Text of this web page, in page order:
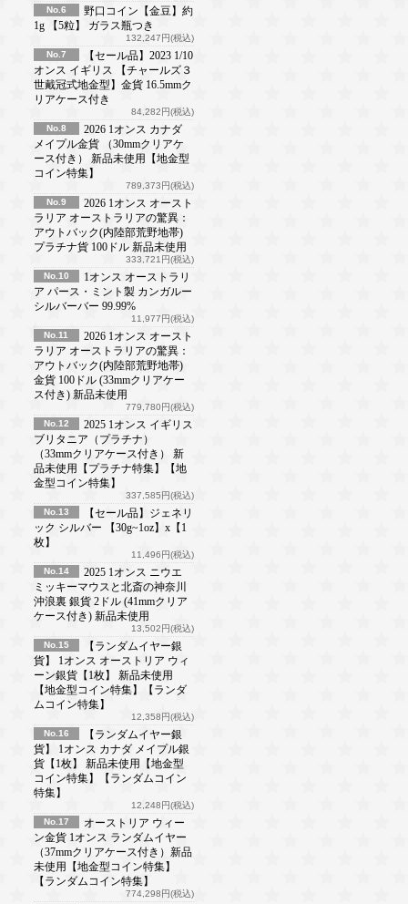
No.6
野口コイン【金豆】約
1g 【5粒】 ガラス瓶つき
132,247円(税込)
No.7
【セール品】2023 1/10
オンス イギリス 【チャールズ３
世戴冠式地金型】金貨 16.5mmク
リアケース付き
84,282円(税込)
No.8
2026 1オンス カナダ
メイプル金貨 （30mmクリアケ
ース付き） 新品未使用【地金型
コイン特集】
789,373円(税込)
No.9
2026 1オンス オースト
ラリア オーストラリアの驚異：
アウトバック(内陸部荒野地帯)
プラチナ貨 100ドル 新品未使用
333,721円(税込)
No.10
1オンス オーストラリ
ア パース・ミント製 カンガルー
シルバーバー 99.99%
11,977円(税込)
No.11
2026 1オンス オースト
ラリア オーストラリアの驚異：
アウトバック(内陸部荒野地帯)
金貨 100ドル (33mmクリアケー
ス付き) 新品未使用
779,780円(税込)
No.12
2025 1オンス イギリス
ブリタニア（プラチナ）
（33mmクリアケース付き） 新
品未使用【プラチナ特集】【地
金型コイン特集】
337,585円(税込)
No.13
【セール品】ジェネリ
ック シルバー 【30g~1oz】x【1
枚】
11,496円(税込)
No.14
2025 1オンス ニウエ
ミッキーマウスと北斎の神奈川
沖浪裏 銀貨 2ドル (41mmクリア
ケース付き) 新品未使用
13,502円(税込)
No.15
【ランダムイヤー銀
貨】 1オンス オーストリア ウィ
ーン銀貨【1枚】 新品未使用
【地金型コイン特集】【ランダ
ムコイン特集】
12,358円(税込)
No.16
【ランダムイヤー銀
貨】 1オンス カナダ メイプル銀
貨【1枚】 新品未使用【地金型
コイン特集】【ランダムコイン
特集】
12,248円(税込)
No.17
オーストリア ウィー
ン金貨 1オンス ランダムイヤー
（37mmクリアケース付き）新品
未使用【地金型コイン特集】
【ランダムコイン特集】
774,298円(税込)